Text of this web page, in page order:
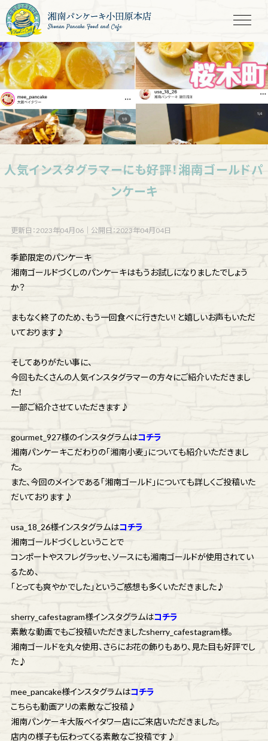
Shonan Pancake Food and Cafe
人気インスタグラマーにも好評！湘南ゴールドパ
ンケーキ
更新日：2023年04月06｜ 公開日：2023年04月04日
季節限定のパンケーキ
湘南ゴールドづくしのパンケーキはもうお試しになりましたでしょう
か？
まもなく終了のため、もう一回食べに行きたい！と嬉しいお声もいただ
いております♪
そしてありがたい事に、
今回もたくさんの人気インスタグラマーの方々にご紹介いただきまし
た！
一部ご紹介させていただきます♪
gourmet_927様のインスタグラムはコチラ
湘南パンケーキこだわりの「湘南小麦」についても紹介いただきまし
た。
また、今回のメインである「湘南ゴールド」についても詳しくご投稿いた
だいております♪
usa_18_26様インスタグラムはコチラ
湘南ゴールドづくしということで
コンポートやスフレグラッセ、ソースにも湘南ゴールドが使用されてい
るため、
「とっても爽やかでした」というご感想も多くいただきました♪
sherry_cafestagram様インスタグラムはコチラ
素敵な動画でもご投稿いただきましたsherry_cafestagram様。
湘南ゴールドを丸々使用、さらにお花の飾りもあり、見た目も好評でし
た♪
mee_pancake様インスタグラムはコチラ
こちらも動画アリの素敵なご投稿♪
湘南パンケーキ大阪ベイタワー店にご来店いただきました。
店内の様子も伝わってくる素敵なご投稿です♪